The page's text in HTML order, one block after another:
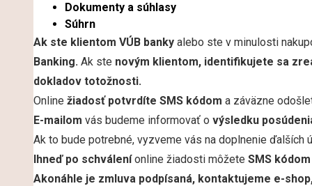
Dokumenty a súhlasy
Súhrn
Ak ste klientom VÚB banky alebo ste v minulosti
Banking. Ak ste novým klientom, identifikujete sa
dokladov totožnosti.
Online žiadosť potvrdíte SMS kódom a záväzne
E-mailom vás budeme informovať o výsledku
Ak to bude potrebné, vyzveme vás na doplnenie ďalších
Ihneď po schváleníonline žiadosti môžete SMS
Akonáhle je zmluva podpísaná, kontaktujeme e-